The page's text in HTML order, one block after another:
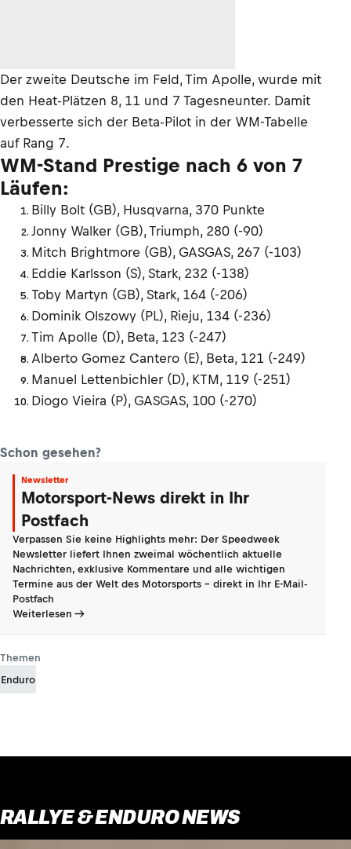
Der zweite Deutsche im Feld, Tim Apolle, wurde mit
den Heat-Plätzen 8, 11 und 7 Tagesneunter. Damit
verbesserte sich der Beta-Pilot in der WM-Tabelle
auf Rang 7.
WM-Stand Prestige nach 6 von 7
Läufen:
Billy Bolt (GB), Husqvarna, 370 Punkte
Jonny Walker (GB), Triumph, 280 (-90)
Mitch Brightmore (GB), GASGAS, 267 (-103)
Eddie Karlsson (S), Stark, 232 (-138)
Toby Martyn (GB), Stark, 164 (-206)
Dominik Olszowy (PL), Rieju, 134 (-236)
Tim Apolle (D), Beta, 123 (-247)
Alberto Gomez Cantero (E), Beta, 121 (-249)
Manuel Lettenbichler (D), KTM, 119 (-251)
Diogo Vieira (P), GASGAS, 100 (-270)
Schon gesehen?
Newsletter
Motorsport-News direkt in Ihr
Postfach
Verpassen Sie keine Highlights mehr: Der Speedweek
Newsletter liefert Ihnen zweimal wöchentlich aktuelle
Nachrichten, exklusive Kommentare und alle wichtigen
Termine aus der Welt des Motorsports - direkt in Ihr E-Mail-
Postfach
Weiterlesen
Themen
Enduro
RALLYE & ENDURO NEWS